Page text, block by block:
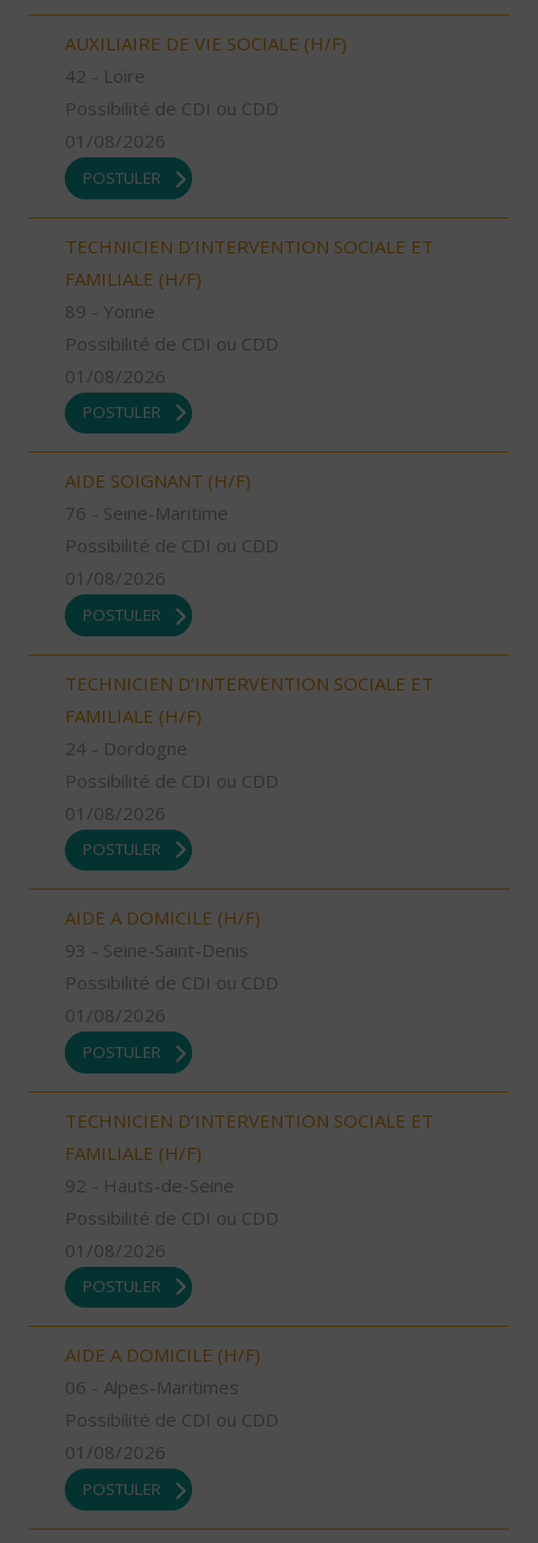
AUXILIAIRE DE VIE SOCIALE (H/F)
42 - Loire
Possibilité de CDI ou CDD
01/08/2026
POSTULER
TECHNICIEN D’INTERVENTION SOCIALE ET
FAMILIALE (H/F)
89 - Yonne
Possibilité de CDI ou CDD
01/08/2026
POSTULER
AIDE SOIGNANT (H/F)
76 - Seine-Maritime
Possibilité de CDI ou CDD
01/08/2026
POSTULER
TECHNICIEN D’INTERVENTION SOCIALE ET
FAMILIALE (H/F)
24 - Dordogne
Possibilité de CDI ou CDD
01/08/2026
POSTULER
AIDE A DOMICILE (H/F)
93 - Seine-Saint-Denis
Possibilité de CDI ou CDD
01/08/2026
POSTULER
TECHNICIEN D’INTERVENTION SOCIALE ET
FAMILIALE (H/F)
92 - Hauts-de-Seine
Possibilité de CDI ou CDD
01/08/2026
POSTULER
AIDE A DOMICILE (H/F)
06 - Alpes-Maritimes
Possibilité de CDI ou CDD
01/08/2026
POSTULER